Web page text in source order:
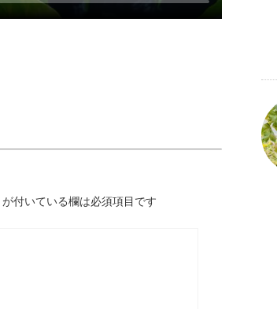
が付いている欄は必須項目です